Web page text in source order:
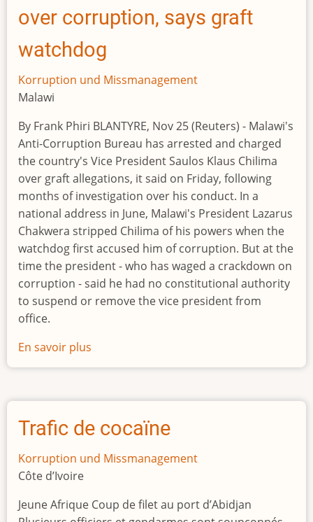
Kamerun
seit
40
Jahren
over corruption, says graft
watchdog
Korruption und Missmanagement
Malawi
By Frank Phiri BLANTYRE, Nov 25 (Reuters) - Malawi's
Anti-Corruption Bureau has arrested and charged
the country's Vice President Saulos Klaus Chilima
over graft allegations, it said on Friday, following
months of investigation over his conduct. In a
national address in June, Malawi's President Lazarus
Chakwera stripped Chilima of his powers when the
watchdog first accused him of corruption. But at the
time the president - who has waged a crackdown on
corruption - said he had no constitutional authority
to suspend or remove the vice president from
office.
En savoir plus
Malawi
president
over
corruption,
watchdog
Trafic de cocaïne
Korruption und Missmanagement
Côte d’Ivoire
Jeune Afrique Coup de filet au port d’Abidjan